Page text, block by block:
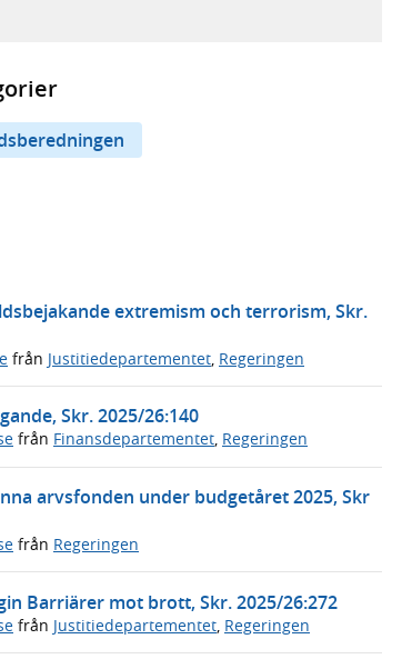
extern webbplats,
din e-postklient,
extremism och terrorism, Skr.
från Justitiedepartementet Regeringen
Skr. 2025/26:140
från Finansdepartementet, Regeringen
arvsfonden under budgetåret 2025, Skr
från Regeringen
Barriärer mot brott, Skr. 2025/26:272
från Justitiedepartementet Regeringen